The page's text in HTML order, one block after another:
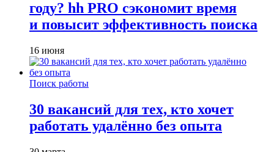
году? hh PRO сэкономит время
и повысит эффективность поиска
16 июня
Поиск работы
30 вакансий для тех, кто хочет
работать удалённо без опыта